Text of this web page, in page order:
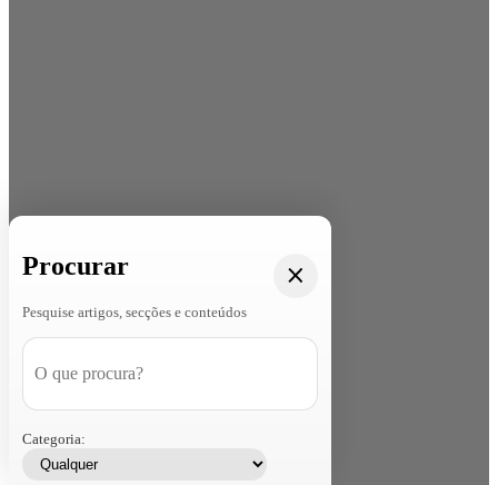
Procurar
Pesquise artigos, secções e conteúdos
Categoria: